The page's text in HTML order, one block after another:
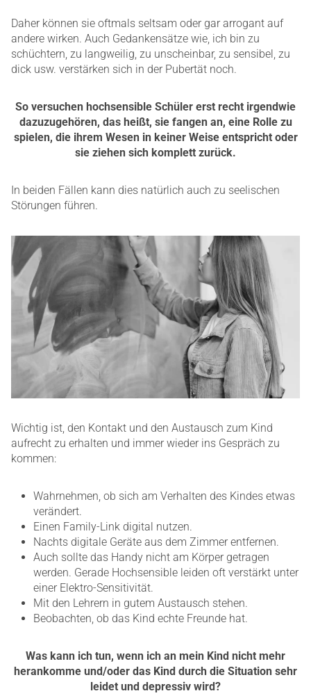
Daher können sie oftmals seltsam oder gar arrogant auf
andere wirken. Auch Gedankensätze wie, ich bin zu
schüchtern, zu langweilig, zu unscheinbar, zu sensibel, zu
dick usw. verstärken sich in der Pubertät noch.
So versuchen hochsensible Schüler erst recht irgendwie
dazuzugehören, das heißt, sie fangen an, eine Rolle zu
spielen, die ihrem Wesen in keiner Weise entspricht oder
sie ziehen sich komplett zurück.
In beiden Fällen kann dies natürlich auch zu seelischen
Störungen führen.
Wichtig ist, den Kontakt und den Austausch zum Kind
aufrecht zu erhalten und immer wieder ins Gespräch zu
kommen:
Wahrnehmen, ob sich am Verhalten des Kindes etwas
verändert.
Einen Family-Link digital nutzen.
Nachts digitale Geräte aus dem Zimmer entfernen.
Auch sollte das Handy nicht am Körper getragen
werden. Gerade Hochsensible leiden oft verstärkt unter
einer Elektro-Sensitivität.
Mit den Lehrern in gutem Austausch stehen.
Beobachten, ob das Kind echte Freunde hat.
Was kann ich tun, wenn ich an mein Kind nicht mehr
herankomme und/oder das Kind durch die Situation sehr
leidet und depressiv wird?